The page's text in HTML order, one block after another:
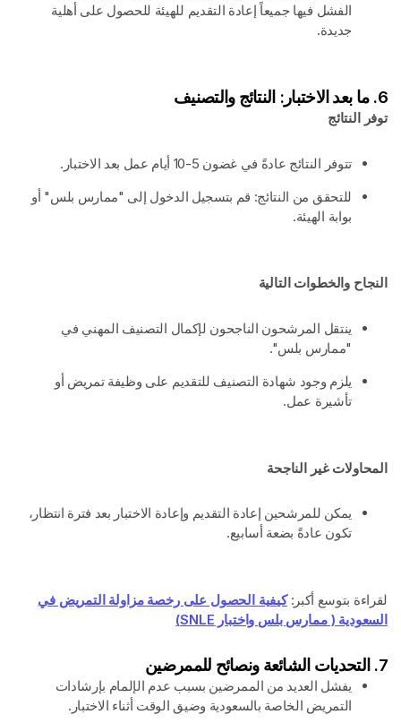
الفشل فيها جميعاً إعادة التقديم للهيئة للحصول على أهلية
جديدة.
6. ما بعد الاختبار: النتائج والتصنيف
توفر النتائج
تتوفر النتائج عادةً في غضون 5-10 أيام عمل بعد الاختبار.
للتحقق من النتائج: قم بتسجيل الدخول إلى "ممارس بلس" أو
بوابة الهيئة.
النجاح والخطوات التالية
ينتقل المرشحون الناجحون لإكمال التصنيف المهني في
"ممارس بلس".
يلزم وجود شهادة التصنيف للتقديم على وظيفة تمريض أو
تأشيرة عمل.
المحاولات غير الناجحة
يمكن للمرشحين إعادة التقديم وإعادة الاختبار بعد فترة انتظار،
تكون عادةً بضعة أسابيع.
لقراءة بتوسع أكبر:كيفية الحصول على رخصة مزاولة التمريض في
السعودية ( ممارس بلس واختبار SNLE)
7. التحديات الشائعة ونصائح للممرضين
يفشل العديد من الممرضين بسبب عدم الإلمام بإرشادات
التمريض الخاصة بالسعودية وضيق الوقت أثناء الاختبار.